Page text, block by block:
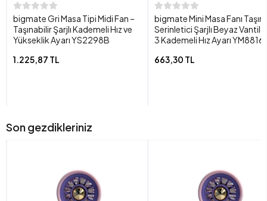
bigmate Gri Masa Tipi Midi Fan –
Taşınabilir Şarjlı Kademeli Hız ve
Yükseklik Ayarı YS2298B
1.225,87 TL
bigmate Mini Masa Fanı
Serinletici Şarjlı Beyaz
3 Kademeli Hız Ayarı
663,30 TL
Son gezdikleriniz